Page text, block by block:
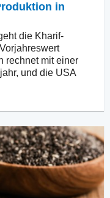
in
die Kharif-
rechnet mit einer
und die USA